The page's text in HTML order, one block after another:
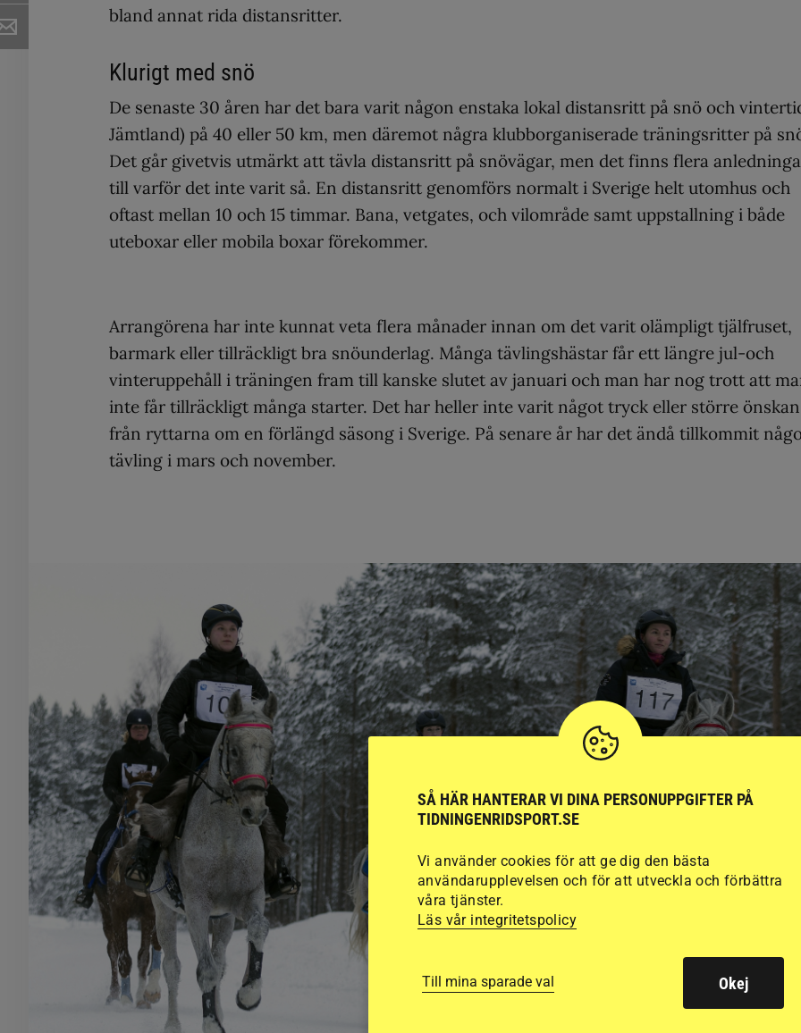
bland annat rida distansritter.
Klurigt med snö
De senaste 30 åren har det bara varit någon enstaka lokal distansritt på snö och
Jämtland) på 40 eller 50 km, men däremot några klubborganiserade träningsritter på
Det går givetvis utmärkt att tävla distansritt på snövägar, men det finns flera
till varför det inte varit så. En distansritt genomförs normalt i Sverige helt utomhus och
oftast mellan 10 och 15 timmar. Bana, vetgates, och vilområde samt uppstallning i både
uteboxar eller mobila boxar förekommer.
Arrangörena har inte kunnat veta flera månader innan om det varit olämpligt tjälfruset,
barmark eller tillräckligt bra snöunderlag. Många tävlingshästar får ett längre jul-och
vinteruppehåll i träningen fram till kanske slutet av januari och man har nog trott att
inte får tillräckligt många starter. Det har heller inte varit något tryck eller större önskan
från ryttarna om en förlängd säsong i Sverige. På senare år har det ändå tillkommit
tävling i mars och november.
SÅ HÄR HANTERAR VI DINA PERSONUPPGIFTER PÅ
TIDNINGENRIDSPORT.SE
Vi använder cookies för att ge dig den bästa
användarupplevelsen och för att utveckla och förbättra
våra tjänster.
Läs vår integritetspolicy
Till mina sparade val Okej